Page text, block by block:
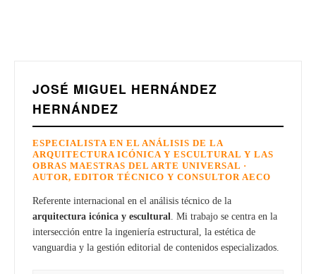
JOSÉ MIGUEL HERNÁNDEZ
HERNÁNDEZ
ESPECIALISTA EN EL ANÁLISIS DE LA
ARQUITECTURA ICÓNICA Y ESCULTURAL Y LAS
OBRAS MAESTRAS DEL ARTE UNIVERSAL ·
AUTOR, EDITOR TÉCNICO Y CONSULTOR AECO
Referente internacional en el análisis técnico de la
arquitectura icónica y escultural . Mi trabajo se centra en la
intersección entre la ingeniería estructural, la estética de
vanguardia y la gestión editorial de contenidos especializados.